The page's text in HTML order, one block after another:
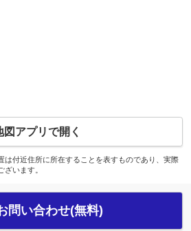
図アプリで開く
付近住所に所在することを表すものであり、実際
います。
問い合わせ(無料)